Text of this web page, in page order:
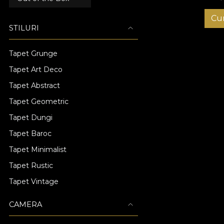
STILURI
Tapet Grunge
Tapet Art Deco
Tapet Abstract
Tapet Geometric
Tapet Dungi
Tapet Baroc
Tapet Minimalist
Tapet Rustic
Tapet Vintage
CAMERA